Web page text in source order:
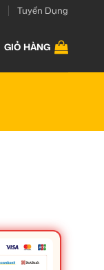
Tuyển Dụng
GIỎ HÀNG